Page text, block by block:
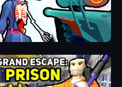
Sniper Shot: Bullet Time